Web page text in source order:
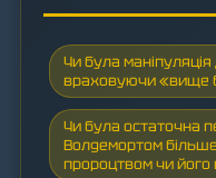
Чи була
враховуючи «вище
Чи була остаточна
Волдемортом
пророцтвом чи